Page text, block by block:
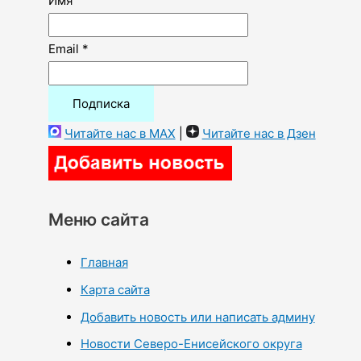
Email *
Читайте нас в MAX Читайте нас в Дзен
Меню сайта
Главная
Карта сайта
Добавить новость или написать админу
Новости Северо-Енисейского округа